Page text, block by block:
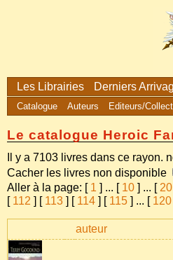
Les Librairies Derniers
Catalogue Auteurs Editeurs/
Le catalogue Heroic
Il y a 7103 livres dans ce rayon.
Cacher les livres non disponible
Aller à la page: [ 1 ] ... [ 10 ] ... [ 20
[ 112 ] [ 113 ] [ 114 ] [ 115 ] ... [ 120
auteur